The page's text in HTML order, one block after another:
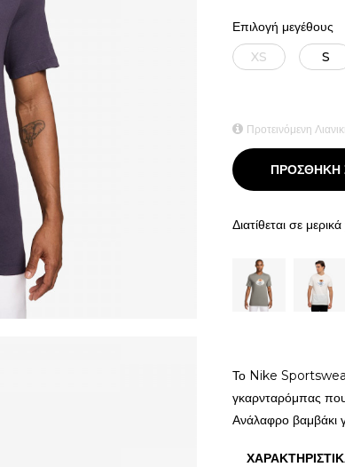
Επιλογή μεγέθους
XS
S
Προτεινόμενη
ΠΡΟΣΘΗΚΗ
Διατίθεται σε
Το Nike Sportswear
γκαρνταρόμπας που
Ανάλαφρο βαμβάκι